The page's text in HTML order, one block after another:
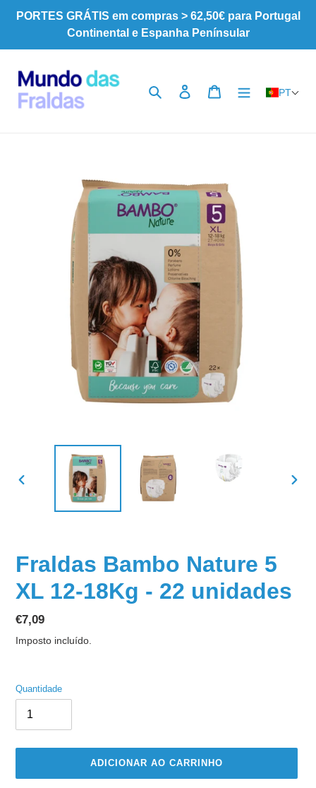
para
Conteúdo
PORTES GRÁTIS em compras > 62,50€ para Portugal
Continental e Espanha Penínsular
PesquisarIniciar sessão
Carrinho PT
Fraldas Bambo Nature 5
XL 12-18Kg - 22 unidades
Preço
normal
€7,09
Imposto incluído.
Quantidade
ADICIONAR AO CARRINHO